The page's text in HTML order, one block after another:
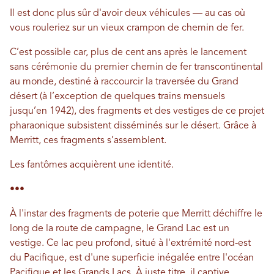
Il est donc plus sûr d'avoir deux véhicules — au cas où
vous rouleriez sur un vieux crampon de chemin de fer.
C’est possible car, plus de cent ans après le lancement
sans cérémonie du premier chemin de fer transcontinental
au monde, destiné à raccourcir la traversée du Grand
désert (à l’exception de quelques trains mensuels
jusqu’en 1942), des fragments et des vestiges de ce projet
pharaonique subsistent disséminés sur le désert. Grâce à
Merritt, ces fragments s’assemblent.
Les fantômes acquièrent une identité.
•••
À l'instar des fragments de poterie que Merritt déchiffre le
long de la route de campagne, le Grand Lac est un
vestige. Ce lac peu profond, situé à l'extrémité nord-est
du Pacifique, est d'une superficie inégalée entre l'océan